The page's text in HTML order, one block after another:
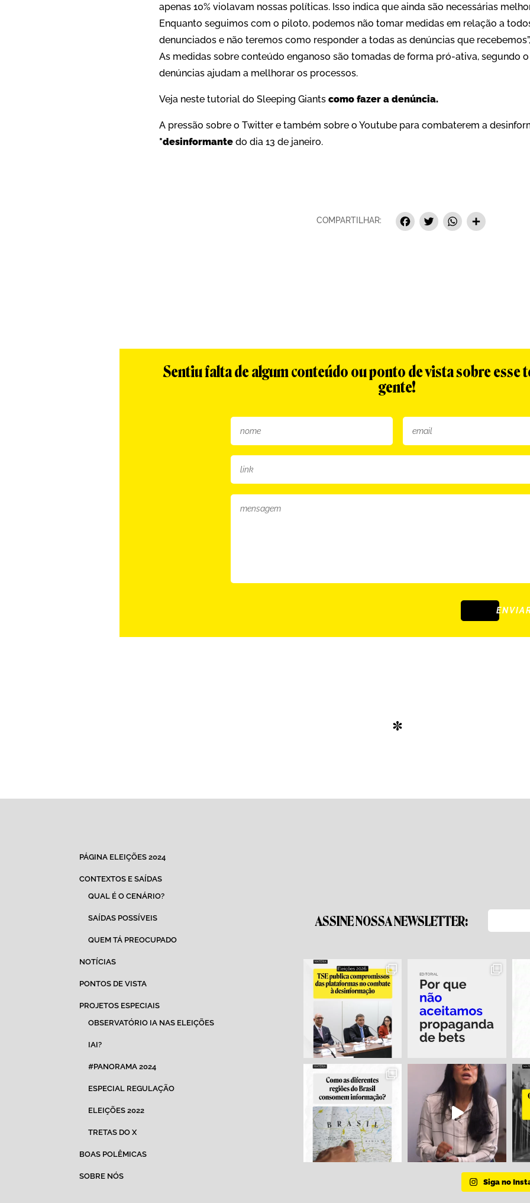
apenas 10% violavam nossas políticas. Isso indica que ainda são necessárias
Enquanto seguimos com o piloto, podemos não tomar medidas em relação a
denunciados e não teremos como responder a todas as denúncias que
As medidas sobre conteúdo enganoso são tomadas de forma pró-ativa, segundo o
denúncias ajudam a mellhorar os processos.
Veja neste tutorial do Sleeping Giants como fazer a denúncia.
A pressão sobre o Twitter e também sobre o Youtube para combaterem a
*desinformantedo dia 13 de janeiro.
COMPARTILHAR: Facebook
Twitter
Sentiu falta de algum conteúdo ou ponto de vista sobre esse
gente!
*
PÁGINA ELEIÇÕES 2024
CONTEXTOS E SAÍDAS
QUAL É O CENÁRIO?
SAÍDAS POSSÍVEIS
QUEM TÁ PREOCUPADO
NOTÍCIAS
PONTOS DE VISTA
PROJETOS ESPECIAIS
OBSERVATÓRIO IA NAS ELEIÇÕES
IAI?
#PANORAMA 2024
ESPECIAL REGULAÇÃO
ELEIÇÕES 2022
TRETAS DO X
BOAS POLÊMICAS
SOBRE NÓS
ASSINE NOSSA NEWSLETTER:
Siga no